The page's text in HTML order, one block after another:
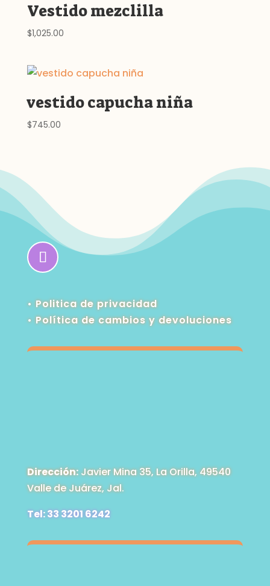
Vestido mezclilla
$1,025.00
vestido capucha niña
$745.00
• Politica de privacidad
•Política de cambios y devoluciones
Dirección:Javier Mina 35, La Orilla, 49540
Valle de Juárez, Jal.
Tel: 33 3201 6242